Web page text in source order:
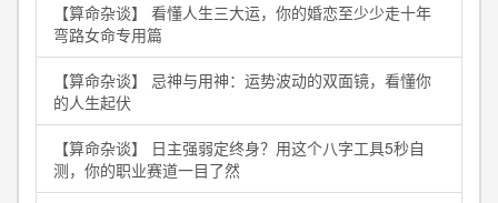
【算命杂谈】 看懂人生三大运，你的婚恋至少少走十年
弯路女命专用篇
【算命杂谈】 忌神与用神：运势波动的双面镜，看懂你
的人生起伏
【算命杂谈】 日主强弱定终身？用这个八字工具5秒自
测，你的职业赛道一目了然